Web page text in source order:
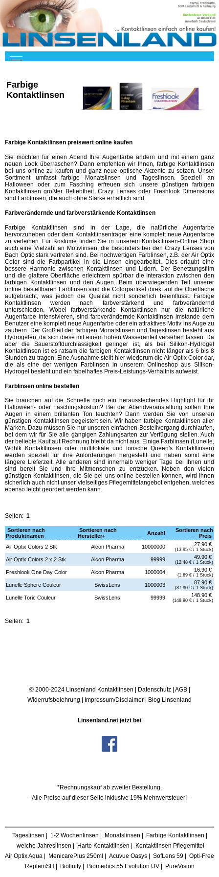
Farbige
Kontaktlinsen
Farbige Kontaktlinsen preiswert online kaufen
Sie möchten für einen Abend Ihre Augenfarbe ändern und mit einem ganz
neuen Look überraschen? Dann empfehlen wir Ihnen, farbige Kontaktlinsen
bei uns online zu kaufen und ganz neue optische Akzente zu setzen. Unser
Sortiment umfasst farbige Monatslinsen und Tageslinsen. Speziell an
Halloween oder zum Fasching erfreuen sich unsere günstigen farbigen
Kontaktlinsen größter Beliebtheit. Crazy Lenses oder Freshlook Dimensions
sind Farblinsen, die auch ohne Stärke erhältlich sind.
Farbverändernde und farbverstärkende Kontaktlinsen
Farbige Kontaktlinsen sind in der Lage, die natürliche Augenfarbe
hervorzuheben oder dem Kontaktlinsenträger eine komplett neue Augenfarbe
zu verleihen. Für Kostüme finden Sie in unserem Kontaktlinsen-Online Shop
auch eine Vielzahl an Motivlinsen, die besonders bei den Crazy Lenses von
Bach Optic stark vertreten sind. Bei hochwertigen Farblinsen, z.B. der Air Optix
Color sind die Farbpartikel in die Linsen eingearbeitet. Dies erlaubt eine
bessere Harmonie zwischen Kontaktlinsen und Lidern. Der Benetzungsfilm
und die glattere Oberfläche erleichtern spürbar die Interaktion zwischen den
farbigen Kontaktlinsen und den Augen. Beim überwiegenden Teil unserer
online bestellbaren Farblinsen sind die Colorpartikel direkt auf die Oberfläche
aufgebracht, was jedoch die Qualität nicht sonderlich beeinflusst. Farbige
Kontaktlinsen werden nach farbverstärkend und farbverändernd
unterschieden. Wobei farbverstärkende Kontaktlinsen nur die natürliche
Augenfarbe intensivieren, sind farbverändernde Kontaktlinsen imstande dem
Benutzer eine komplett neue Augenfarbe oder ein attraktives Motiv ins Auge zu
zaubern. Der Großteil der farbigen Monatslinsen und Tageslinsen besteht aus
Hydrogelen, da sich diese mit einem hohen Wasseranteil versehen lassen. Da
aber die Sauerstoffdurchlässigkeit geringer ist, als bei Silikon-Hydrogel
Kontaktlinsen ist es ratsam die farbigen Kontaktlinsen nicht länger als 6 bis 8
Stunden zu tragen. Eine Ausnahme stellt hier wiederum die Air Optix Color dar,
die als eine der wenigen Farblinsen in unserem Onlineshop aus Silikon-
Hydrogel besteht und ein fabelhaftes Preis-Leistungs-Verhältnis aufweist.
Farblinsen online bestellen
Sie brauchen auf die Schnelle noch ein herausstechendes Highlight für ihr
Halloween- oder Faschingskostüm? Bei der Abendveranstaltung sollen Ihre
Augen in einem brillanten Ton leuchten? Dann werden Sie von unseren
günstigen Kontaktlinsen begeistert sein. Wir haben farbige Kontaktlinsen aller
Marken. Dazu müssen Sie nur unseren einfachen Bestellvorgang durchlaufen,
bei dem wir für Sie alle gängigen Zahlungsarten zur Verfügung stellen. Auch
der beliebte Kauf auf Rechnung bleibt da nicht aus. Einige Farblinsen (Lunelle,
Wöhlk Kontaktlinsen oder multifokale und torische Queen's Kontaktlinsen)
werden speziell für ihre Anforderungen hergestellt und haben somit eine
längere Lieferzeit. Alle anderen sind innerhalb weniger Tage bei Ihnen und
sind bereit Sie und Ihre Mitmenschen zu entzücken. Neben den vielen
günstigen Kontaktlinsen, die Sie bei uns online bestellen können, wird Ihnen
sicherlich auch nicht unser vielseitiges Pflegemittelangebot entgehen, welches
ebenso leicht geordert werden kann.
Seiten: 1
Sortieren nach
Produktnamen
Sortieren nach
Hersteller+
Anzahl
Sortieren nach
Preis
Air Optix Colors 2 Stk
Alcon Pharma 10000000 27.90 €
(13.95 € / 1 Stück)
Air Optix Colors 2 x 2 Stk Alcon Pharma 99999 49.90 €
(12.48 € / 1 Stück)
Freshlook One Day Color Alcon Pharma 1000004 16.90 €
(1.69 € / 1 Stück)
Lunelle Sphere Couleur SwissLens 1000003 87.90 €
(87.90 € / 1 Stück)
Lunelle Toric Couleur SwissLens 99999 148.90 €
(148.90 € / 1 Stück)
Seiten: 1
© 2000-2024 Linsenland Kontaktlinsen Datenschutz| AGB|
Widerrufsbelehrung
Impressum/Disclaimer Blog Linsenland
Linsenland.net jetzt bei
*Rechnungskauf ab zweiter Bestellung.
- Alle Preise auf dieser Seite inklusive 19% Mehrwertsteuer! -
Tageslinsen 1-2 Wochenlinsen Monatslinsen Farbige Kontaktlinsen
weiche Jahreslinsen
Harte Kontaktlinsen
Kontaktlinsen Pflegemittel
Air Optix Aqua
MenicarePlus 250ml Acuvue Oasys SofLens 59
Opti-Free
RepleniSH
Biofinity| Biomedics 55 Evolution UV| PureVision